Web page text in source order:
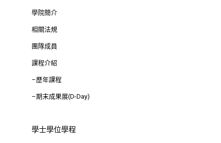
學院簡介
相關法規
團隊成員
課程介紹
–歷年課程
–期末成果展(D-Day)
學士學位學程